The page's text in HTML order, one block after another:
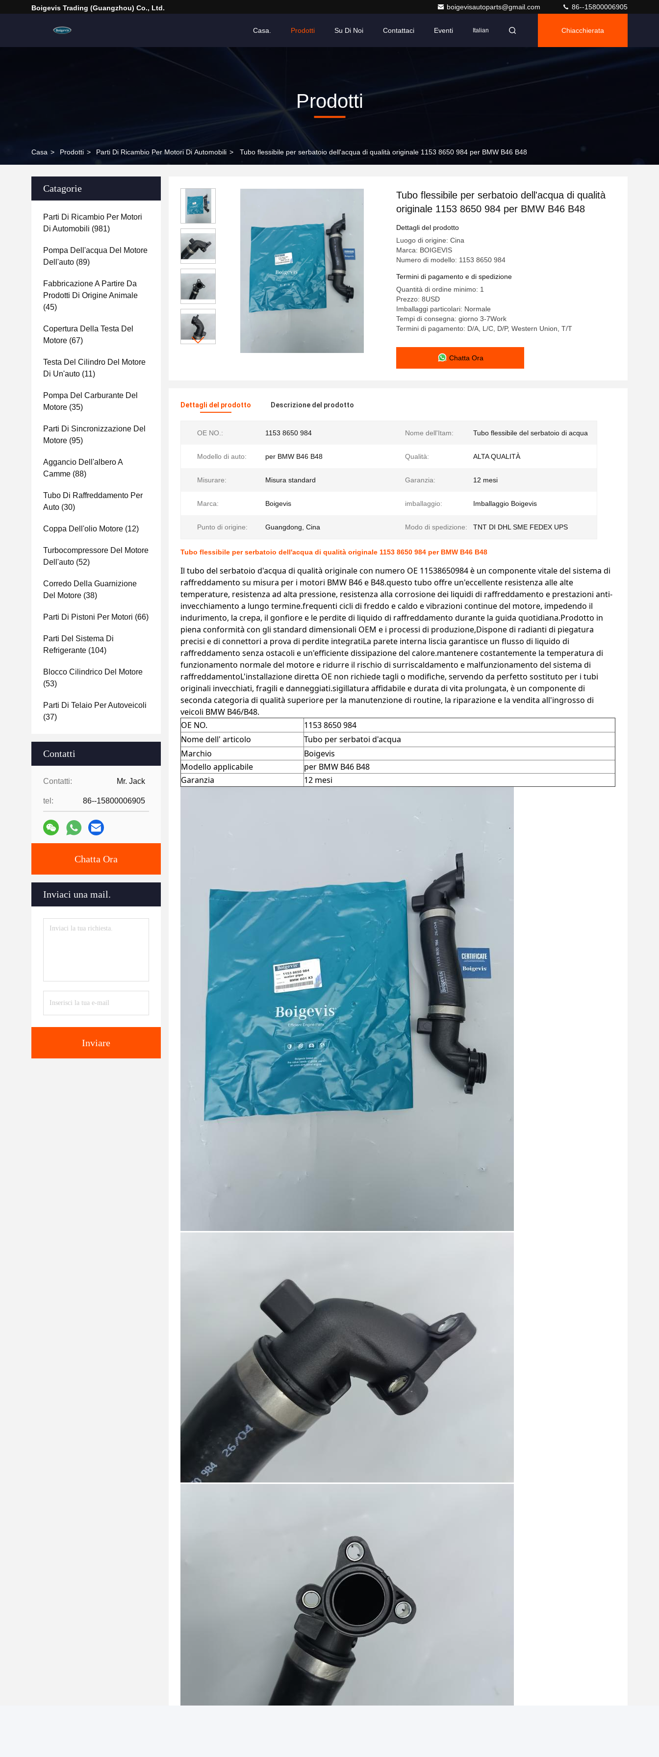
Boigevis Trading (guangzhou) Co., Ltd. boigevisautoparts@gmail.com 86--15800006905
Casa. Prodotti Su Di Noi Contattaci Eventi Italian Chiacchierata
Prodotti
Casa > Prodotti > Parti Di Ricambio Per Motori Di Automobili > Tubo flessibile per serbatoio dell'acqua di qualità originale 1153 8650 984 per BMW B46 B48
Catagorie
Parti Di Ricambio Per Motori
Di Automobili (981)
Pompa Dell'acqua Del Motore
Dell'auto (89)
Fabbricazione A Partire Da
Prodotti Di Origine Animale
(45)
Copertura Della Testa Del
Motore (67)
Testa Del Cilindro Del Motore
Di Un'auto (11)
Pompa Del Carburante Del
Motore (35)
Parti Di Sincronizzazione Del
Motore (95)
Aggancio Dell'albero A
Camme (88)
Tubo Di Raffreddamento Per
Auto (30)
Coppa Dell'olio Motore (12)
Turbocompressore Del Motore
Dell'auto (52)
Corredo Della Guarnizione
Del Motore (38)
Parti Di Pistoni Per Motori (66)
Parti Del Sistema Di
Refrigerante (104)
Blocco Cilindrico Del Motore
(53)
Parti Di Telaio Per Autoveicoli
(37)
Contatti
Contatti: Mr. Jack
tel: 86--15800006905
Chatta Ora
Inviaci una mail.
Inviare
Tubo flessibile per serbatoio dell'acqua di qualità
originale 1153 8650 984 per BMW B46 B48
Dettagli del prodotto
Luogo di origine: Cina
Marca: BOIGEVIS
Numero di modello: 1153 8650 984
Termini di pagamento e di spedizione
Quantità di ordine minimo: 1
Prezzo: 8USD
Imballaggi particolari: Normale
Tempi di consegna: giorno 3-7Work
Termini di pagamento: D/A, L/C, D/P, Western Union, T/T
Chatta Ora
Dettagli del prodotto Descrizione del prodotto
OE NO.: 1153 8650 984 Nome dell'Itam: Tubo flessibile del serbatoio di acqua
Modello di auto: per BMW B46 B48 Qualità: ALTA QUALITÀ
Misurare: Misura standard Garanzia: 12 mesi
Marca: Boigevis imballaggio: Imballaggio Boigevis
Punto di origine: Guangdong, Cina Modo di spedizione: TNT DI DHL SME FEDEX UPS
Tubo flessibile per serbatoio dell'acqua di qualità originale 1153 8650 984 per BMW B46 B48
Il tubo del serbatoio d'acqua di qualità originale con numero OE 11538650984 è un componente vitale del sistema di
raffreddamento su misura per i motori BMW B46 e B48.questo tubo offre un'eccellente resistenza alle alte
temperature, resistenza ad alta pressione, resistenza alla corrosione dei liquidi di raffreddamento e prestazioni anti-
invecchiamento a lungo termine.frequenti cicli di freddo e caldo e vibrazioni continue del motore, impedendo il
indurimento, la crepa, il gonfiore e le perdite di liquido di raffreddamento durante la guida quotidiana.Prodotto in
piena conformità con gli standard dimensionali OEM e i processi di produzione,Dispone di radianti di piegatura
precisi e di connettori a prova di perdite integratiLa parete interna liscia garantisce un flusso di liquido di
raffreddamento senza ostacoli e un'efficiente dissipazione del calore.mantenere costantemente la temperatura di
funzionamento normale del motore e ridurre il rischio di surriscaldamento e malfunzionamento del sistema di
raffreddamentoL'installazione diretta OE non richiede tagli o modifiche, servendo da perfetto sostituto per i tubi
originali invecchiati, fragili e danneggiati.sigillatura affidabile e durata di vita prolungata, è un componente di
seconda categoria di qualità superiore per la manutenzione di routine, la riparazione e la vendita all'ingrosso di
veicoli BMW B46/B48.
OE NO.
1153 8650 984
Nome dell' articolo
Tubo per serbatoi d'acqua
Marchio
Boigevis
Modello applicabile
per BMW B46 B48
Garanzia
12 mesi